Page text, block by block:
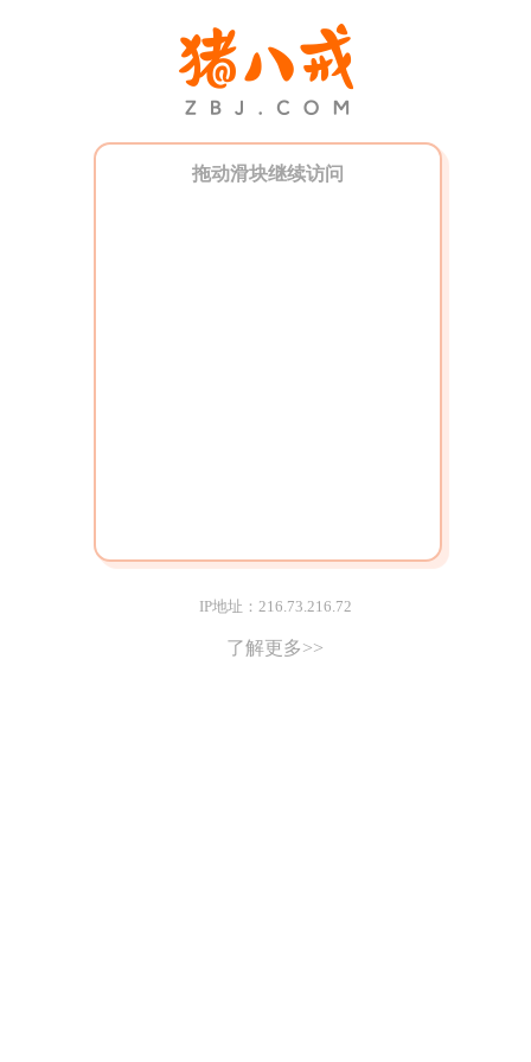
拖动滑块继续访问
IP地址：216.73.216.72
了解更多>>